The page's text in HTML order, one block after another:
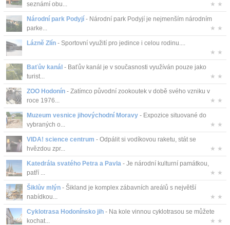
seznámí obu...
★ ★
Národní park Podyjí - Národní park Podyjí je nejmenším národním
parke...
★ ★
Lázně Zlín - Sportovní využití pro jedince i celou rodinu....
★ ★
Baťův kanál - Baťův kanál je v současnosti využíván pouze jako
turist...
★ ★
ZOO Hodonín - Zatímco původní zookoutek v době svého vzniku v
roce 1976...
★ ★
Muzeum vesnice jihovýchodní Moravy - Expozice situované do
vybraných o...
★ ★
VIDA! science centrum - Odpálit si vodíkovou raketu, stát se
hvězdou zpr...
★ ★
Katedrála svatého Petra a Pavla - Je národní kulturní památkou,
patří ...
★ ★
Šiklův mlýn - Šikland je komplex zábavních areálů s největší
nabídkou...
★ ★
Cyklotrasa Hodonínsko jih - Na kole vinnou cyklotrasou se můžete
kochat...
★ ★